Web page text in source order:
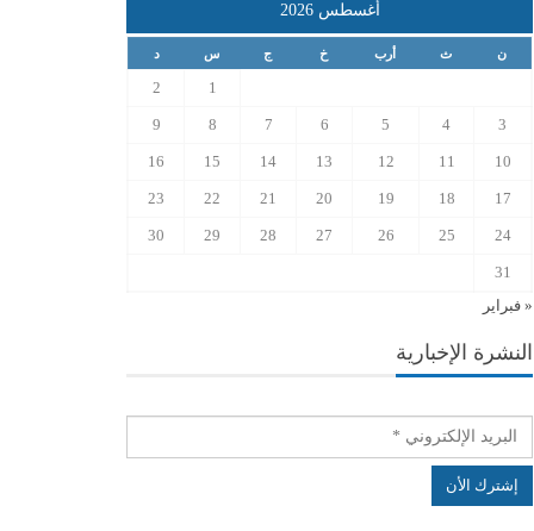
أغسطس 2026
ن ث أرب خ ج س د
1
2
3
4
5
6
7
8
9
10
11
12
13
14
15
16
17
18
19
20
21
22
23
24
25
26
27
28
29
30
31
« فبراير
النشرة الإخبارية